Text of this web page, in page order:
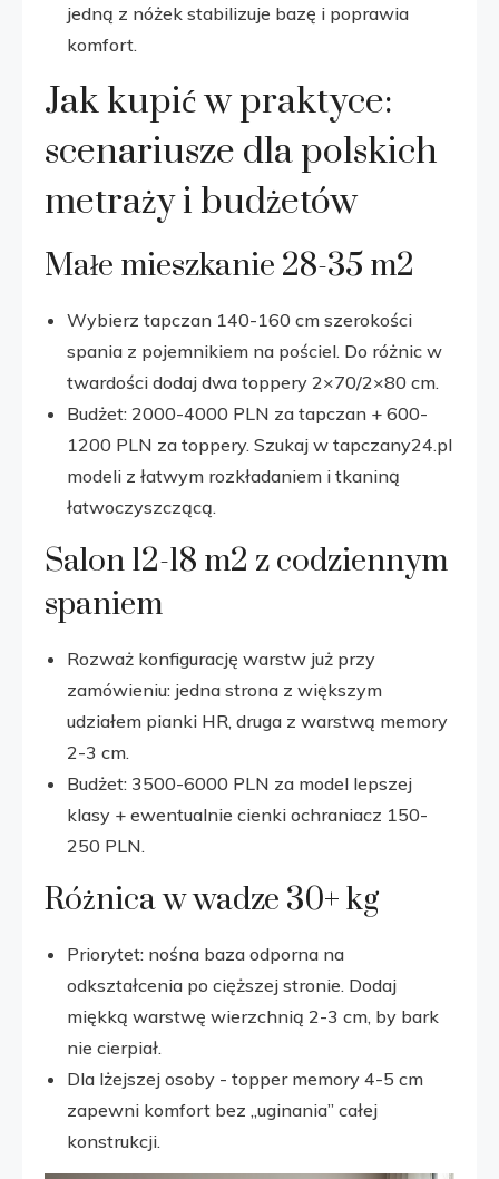
jedną z nóżek stabilizuje bazę i poprawia
komfort.
Jak kupić w praktyce:
scenariusze dla polskich
metraży i budżetów
Małe mieszkanie 28-35 m2
Wybierz tapczan 140-160 cm szerokości
spania z pojemnikiem na pościel. Do różnic w
twardości dodaj dwa toppery 2×70/2×80 cm.
Budżet: 2000-4000 PLN za tapczan + 600-
1200 PLN za toppery. Szukaj w tapczany24.pl
modeli z łatwym rozkładaniem i tkaniną
łatwoczyszczącą.
Salon 12-18 m2 z codziennym
spaniem
Rozważ konfigurację warstw już przy
zamówieniu: jedna strona z większym
udziałem pianki HR, druga z warstwą memory
2-3 cm.
Budżet: 3500-6000 PLN za model lepszej
klasy + ewentualnie cienki ochraniacz 150-
250 PLN.
Różnica w wadze 30+ kg
Priorytet: nośna baza odporna na
odkształcenia po cięższej stronie. Dodaj
miękką warstwę wierzchnią 2-3 cm, by bark
nie cierpiał.
Dla lżejszej osoby - topper memory 4-5 cm
zapewni komfort bez „uginania” całej
konstrukcji.